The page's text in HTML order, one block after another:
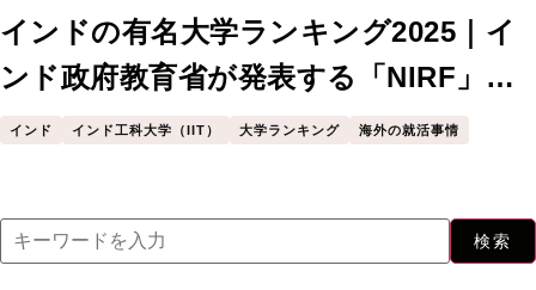
インドの有名大学ランキング2025｜イ
ンド政府教育省が発表する「NIRF」を
解説（ダウンロード資料付き）
インド インド工科大学（IIT） 大学ランキング 海外の就活事情
検索